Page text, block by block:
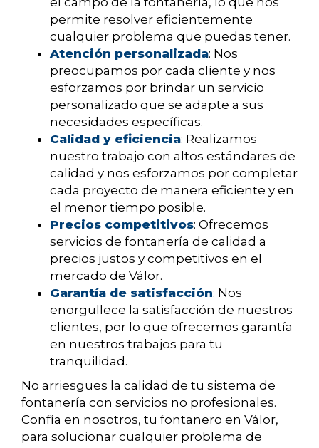
permite resolver eficientemente
cualquier problema que puedas tener.
Atención personalizada: Nos
preocupamos por cada cliente y nos
esforzamos por brindar un servicio
personalizado que se adapte a sus
necesidades específicas.
Calidad y eficiencia: Realizamos
nuestro trabajo con altos estándares de
calidad y nos esforzamos por completar
cada proyecto de manera eficiente y en
el menor tiempo posible.
Precios competitivos: Ofrecemos
servicios de fontanería de calidad a
precios justos y competitivos en el
mercado de Válor.
Garantía de satisfacción: Nos
enorgullece la satisfacción de nuestros
clientes, por lo que ofrecemos garantía
en nuestros trabajos para tu
tranquilidad.
No arriesgues la calidad de tu sistema de
fontanería con servicios no profesionales.
Confía en nosotros, tu fontanero en Válor,
para solucionar cualquier problema de